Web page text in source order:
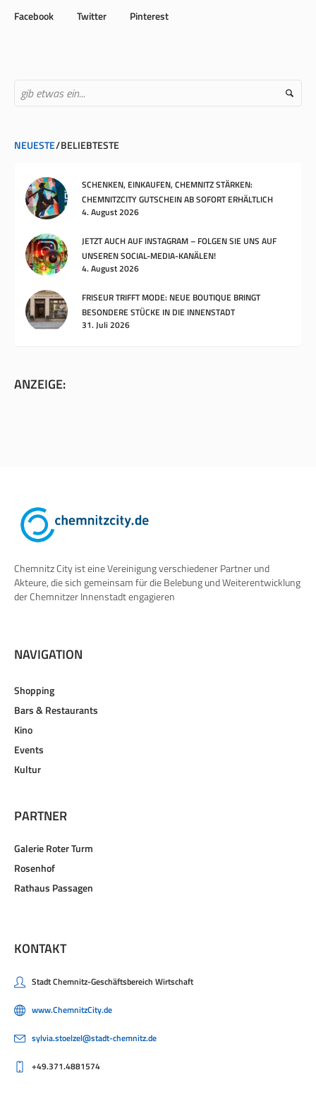
Facebook Twitter Pinterest
NEUESTE BELIEBTESTE
SCHENKEN, EINKAUFEN, CHEMNITZ STÄRKEN:
CHEMNITZCITY GUTSCHEIN AB SOFORT ERHÄLTLICH
4. August 2026
JETZT AUCH AUF INSTAGRAM – FOLGEN SIE UNS AUF
UNSEREN SOCIAL-MEDIA-KANÄLEN!
4. August 2026
FRISEUR TRIFFT MODE: NEUE BOUTIQUE BRINGT
BESONDERE STÜCKE IN DIE INNENSTADT
31. Juli 2026
ANZEIGE:
Chemnitz City ist eine Vereinigung verschiedener Partner und
Akteure, die sich gemeinsam für die Belebung und Weiterentwicklung
der Chemnitzer Innenstadt engagieren
NAVIGATION
Shopping
Bars & Restaurants
Kino
Events
Kultur
PARTNER
Galerie Roter Turm
Rosenhof
Rathaus Passagen
KONTAKT
Stadt Chemnitz-Geschäftsbereich Wirtschaft
www.ChemnitzCity.de
sylvia.stoelzel@stadt-chemnitz.de
+49.371.4881574